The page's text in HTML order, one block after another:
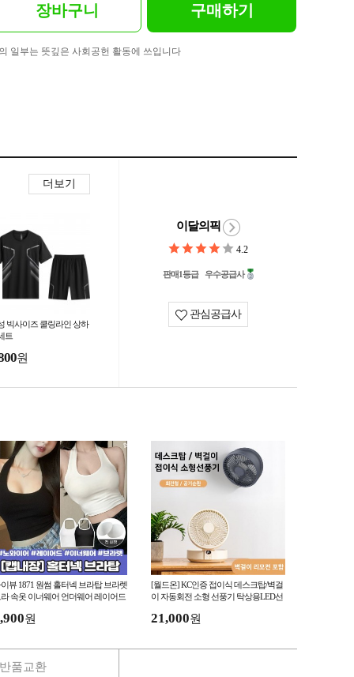
장바구니 구매하기
일부는 뜻깊은 사회공헌 활동에 쓰입니다
더보기
빅사이즈 쿨링라인 상하
트
원
이달의픽
4.2
판매1등급 우수공급사
관심공급사
뷰 1871 원썸 홀터넥 브라탑 브라렛
속옷 이너웨어 언더웨어 레이어드
원
[월드온] KC인증 접이식 데스크탑/벽걸
이 자동회전 소형 선풍기 탁상용LED선
21,000원
반품교환